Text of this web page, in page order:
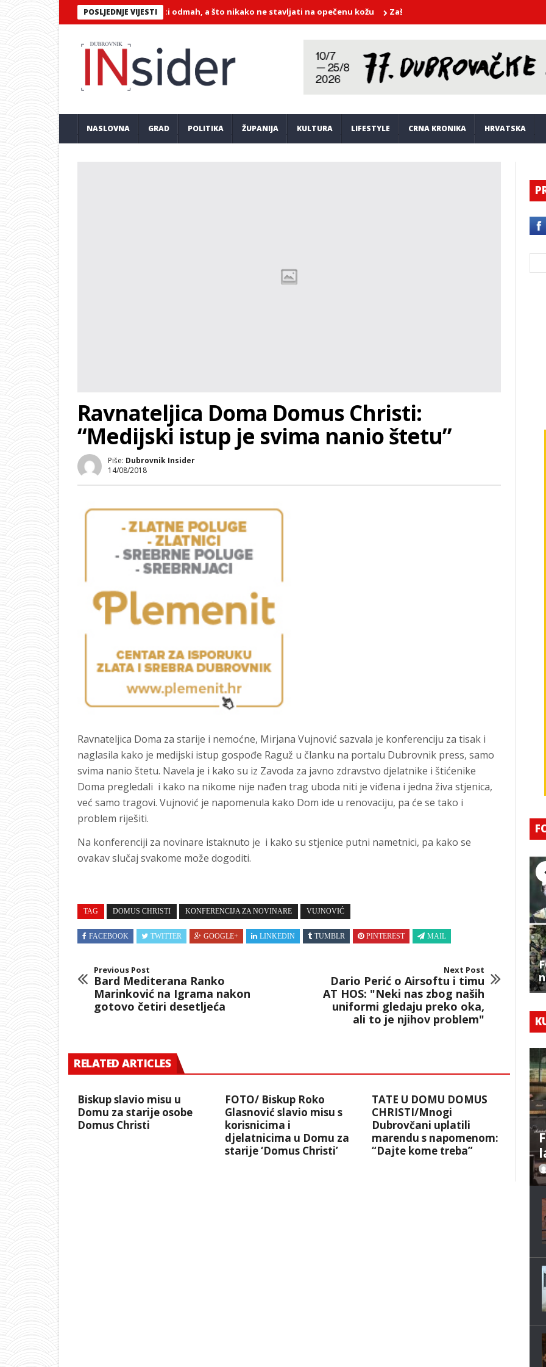
POSLJEDNJE VIJESTI
ste na plaži? Evo što napraviti odmah, a što nikako ne stavljati na opečenu kožu Zaštitar zatekao muškarca kako snima
NASLOVNA GRAD POLITIKA ŽUPANIJA KULTURA LIFESTYLE CRNA KRONIKA HRVATSKA
Ravnateljica Doma Domus Christi:
“Medijski istup je svima nanio štetu”
Piše: Dubrovnik Insider
14/08/2018
Ravnateljica Doma za starije i nemoćne, Mirjana Vujnović sazvala je konferenciju za tisak i
naglasila kako je medijski istup gospođe Raguž u članku na portalu Dubrovnik press, samo
svima nanio štetu. Navela je i kako su iz Zavoda za javno zdravstvo djelatnike i štićenike
Doma pregledali i kako na nikome nije nađen trag uboda niti je viđena i jedna živa stjenica,
već samo tragovi. Vujnović je napomenula kako Dom ide u renovaciju, pa će se tako i
problem riješiti.
Na konferenciji za novinare istaknuto je i kako su stjenice putni nametnici, pa kako se
ovakav slučaj svakome može dogoditi.
TAG DOMUS CHRISTI KONFERENCIJA ZA NOVINARE VUJNOVIĆ
FACEBOOK TWITTER GOOGLE+ LINKEDIN TUMBLR PINTEREST MAIL
Previous Post
Bard Mediterana Ranko
Marinković na Igrama nakon
gotovo četiri desetljeća
Next Post
Dario Perić o Airsoftu i timu
AT HOS: "Neki nas zbog naših
uniformi gledaju preko oka,
ali to je njihov problem"
RELATED ARTICLES
Biskup slavio misu u
Domu za starije osobe
Domus Christi
FOTO/ Biskup Roko
Glasnović slavio misu s
korisnicima i
djelatnicima u Domu za
starije ‘Domus Christi’
TATE U DOMU DOMUS
CHRISTI/Mnogi
Dubrovčani uplatili
marendu s napomenom:
“Dajte kome treba”